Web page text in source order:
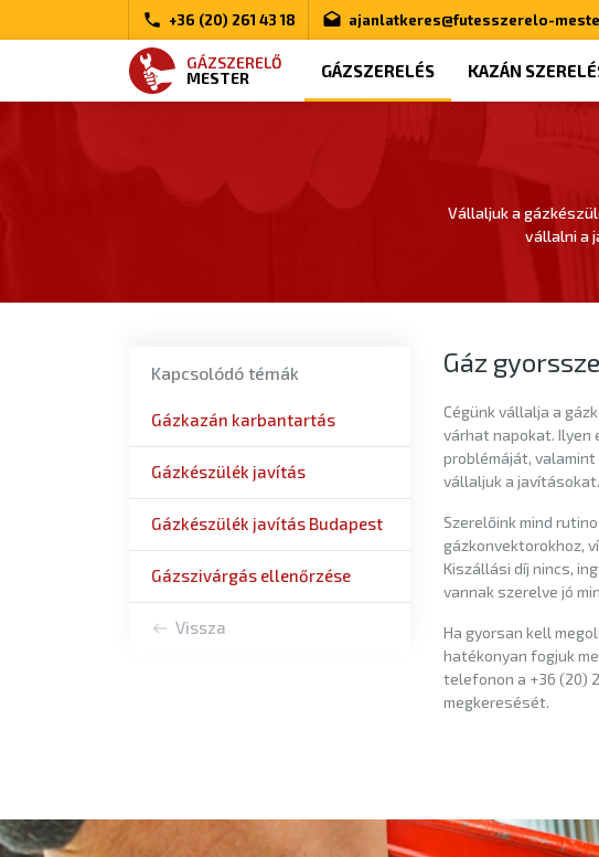
+36 (20) 261 43 18 ajanlatkeres@futesszerelo-
GÁZSZERELŐ
MESTER
GÁZSZERELÉS KAZÁN
Vállaljuk a
vállalni a
Gáz
Cégünk vállalja a
várhat napokat. Ilyen
problémáját,
vállaljuk a javításokat.
Szerelőink mind
gázkonvektorokhoz,
Kiszállási díj nincs,
vannak szerelve jó
Ha gyorsan kell
hatékonyan fogjuk
telefonon a +36 (20)
megkeresését.
Kapcsolódó témák
Gázkazán karbantartás
Gázkészülék javítás
Gázkészülék javítás Budapest
Gázszivárgás ellenőrzése
Vissza